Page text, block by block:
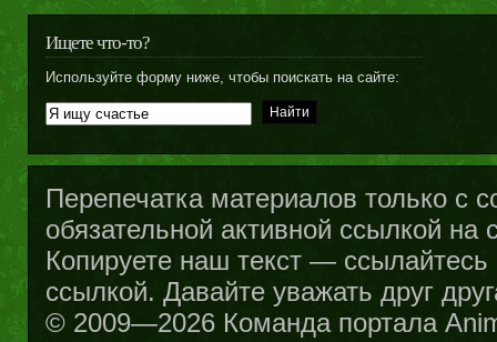
Ищете что-то?
Используйте форму ниже, чтобы поискать на сайте:
Перепечатка материалов только с
обязательной активной ссылкой на
Копируете наш текст —
ссылкой. Давайте уважать друг
© 2009—2026 Команда портала